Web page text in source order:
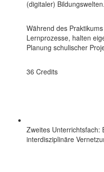
(digitaler) Bildungswelten.
Während des
Lernprozesse, halten
Planung schulischer
36 Credits
Zweites Unterrichtsfach:
interdisziplinäre